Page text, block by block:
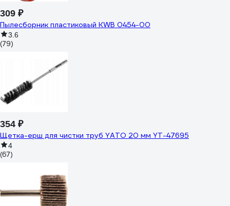
309 ₽
Пылесборник пластиковый KWB 0454-00
3.6
(79)
354 ₽
Щетка-ерш для чистки труб YATO 20 мм YT-47695
4
(67)